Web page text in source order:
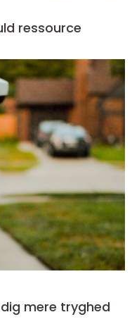
ressource
mere tryghed